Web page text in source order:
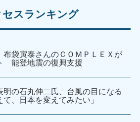
セスランキング
布袋寅泰さんのＣＯＭＰＬＥＸが
能登地震の復興支援
明の石丸伸二氏、台風の目になる
て、日本を変えてみたい」